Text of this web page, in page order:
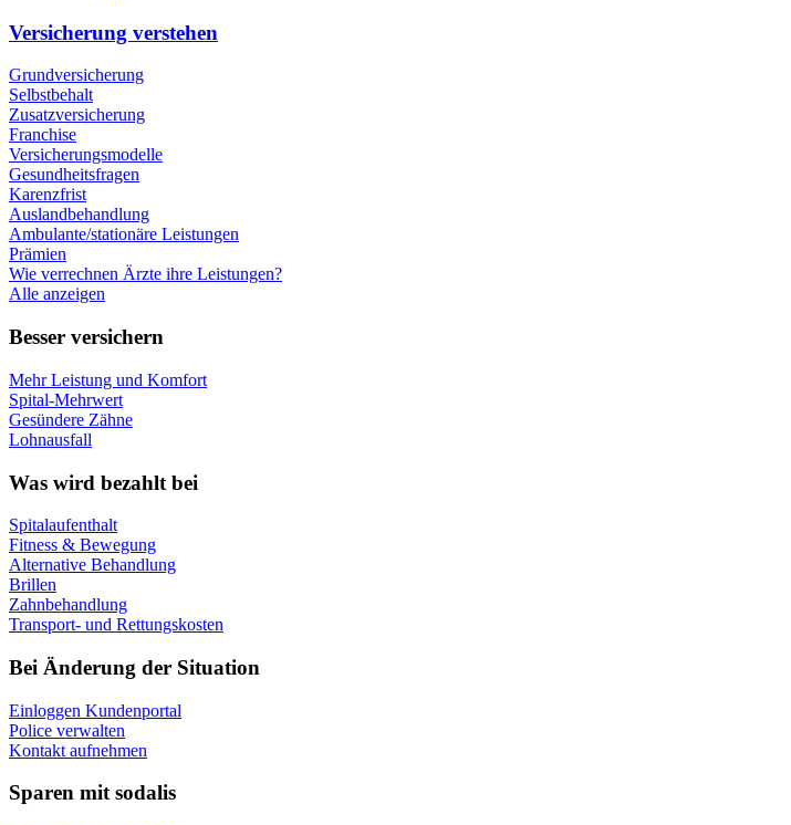
Versicherung verstehen
Grundversicherung
Selbstbehalt
Zusatzversicherung
Franchise
Versicherungsmodelle
Gesundheitsfragen
Karenzfrist
Auslandbehandlung
Ambulante/stationäre Leistungen
Prämien
Wie verrechnen Ärzte ihre Leistungen?
Alle anzeigen
Besser versichern
Mehr Leistung und Komfort
Spital-Mehrwert
Gesündere Zähne
Lohnausfall
Was wird bezahlt bei
Spitalaufenthalt
Fitness & Bewegung
Alternative Behandlung
Brillen
Zahnbehandlung
Transport- und Rettungskosten
Bei Änderung der Situation
Einloggen Kundenportal
Police verwalten
Kontakt aufnehmen
Sparen mit sodalis